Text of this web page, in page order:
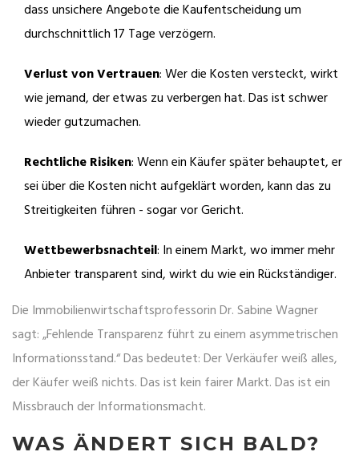
dass unsichere Angebote die Kaufentscheidung um
durchschnittlich 17 Tage verzögern.
Verlust von Vertrauen: Wer die Kosten versteckt, wirkt
wie jemand, der etwas zu verbergen hat. Das ist schwer
wieder gutzumachen.
Rechtliche Risiken: Wenn ein Käufer später behauptet, er
sei über die Kosten nicht aufgeklärt worden, kann das zu
Streitigkeiten führen - sogar vor Gericht.
Wettbewerbsnachteil: In einem Markt, wo immer mehr
Anbieter transparent sind, wirkt du wie ein Rückständiger.
Die Immobilienwirtschaftsprofessorin Dr. Sabine Wagner
sagt: „Fehlende Transparenz führt zu einem asymmetrischen
Informationsstand.“ Das bedeutet: Der Verkäufer weiß alles,
der Käufer weiß nichts. Das ist kein fairer Markt. Das ist ein
Missbrauch der Informationsmacht.
WAS ÄNDERT SICH BALD?